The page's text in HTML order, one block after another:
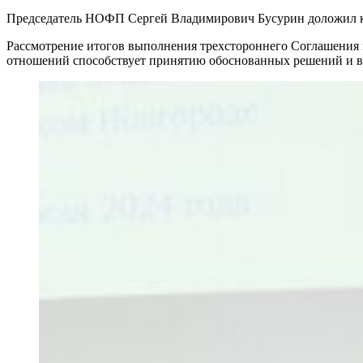
Председатель НОФП Сергей Владимирович Бусурин доложил
Рассмотрение итогов выполнения трехстороннего
отношений способствует принятию обоснованных решений и